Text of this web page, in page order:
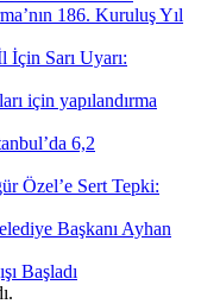
186. Kuruluş Yıl
İçin Sarı Uyarı:
için yapılandırma
6,2
Özel’e Sert Tepki:
Başkanı Ayhan
Başladı